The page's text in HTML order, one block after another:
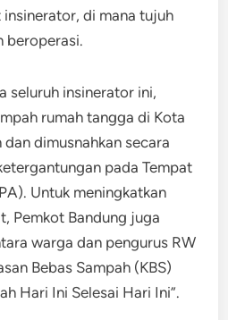
di mana tujuh
beroperasi.
seluruh insinerator ini,
rumah tangga di Kota
dimusnahkan secara
pada Tempat
Untuk meningkatkan
Pemkot Bandung juga
warga dan pengurus RW
Bebas Sampah (KBS)
Hari Ini Selesai Hari Ini”.